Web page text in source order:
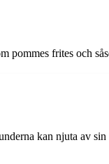
pommes frites och
kan njuta av